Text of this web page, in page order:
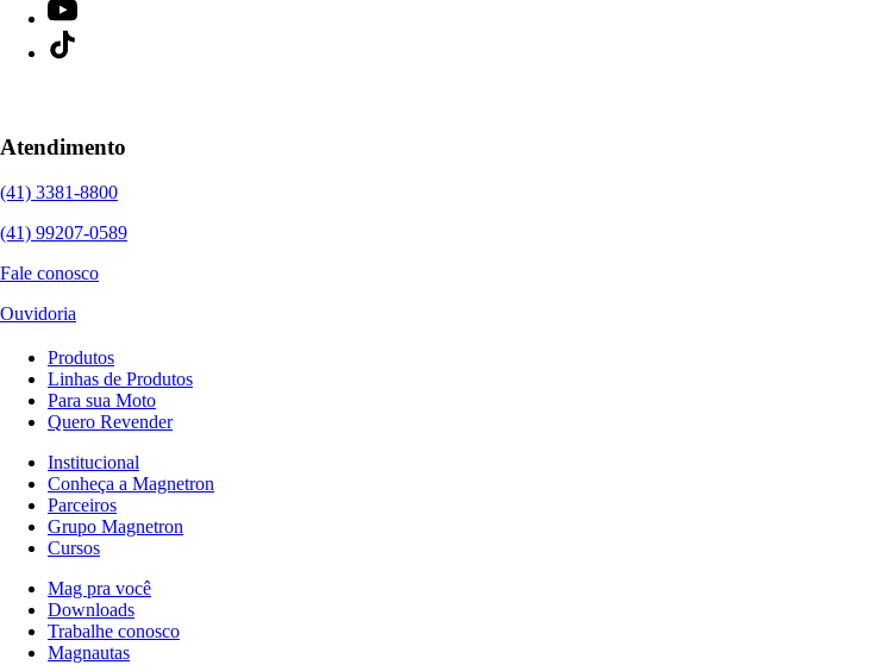
Atendimento
(41) 3381-8800
(41) 99207-0589
Fale conosco
Ouvidoria
Produtos
Linhas de Produtos
Para sua Moto
Quero Revender
Institucional
Conheça a Magnetron
Parceiros
Grupo Magnetron
Cursos
Mag pra você
Downloads
Trabalhe conosco
Magnautas